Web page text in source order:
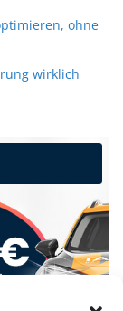
ohne
wirklich